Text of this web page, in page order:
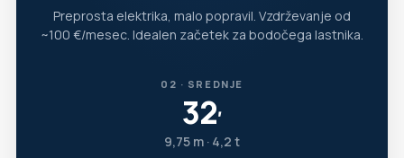
Preprosta elektrika, malo popravil. Vzdrževanje od
~100 €/mesec. Idealen začetek za bodočega lastnika.
02 · SREDNJE
32′
9,75 m · 4,2 t